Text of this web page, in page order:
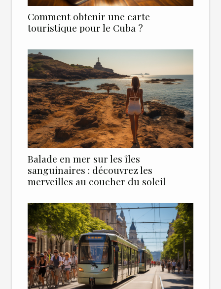
Comment obtenir une carte
touristique pour le Cuba ?
Balade en mer sur les îles
sanguinaires : découvrez les
merveilles au coucher du soleil